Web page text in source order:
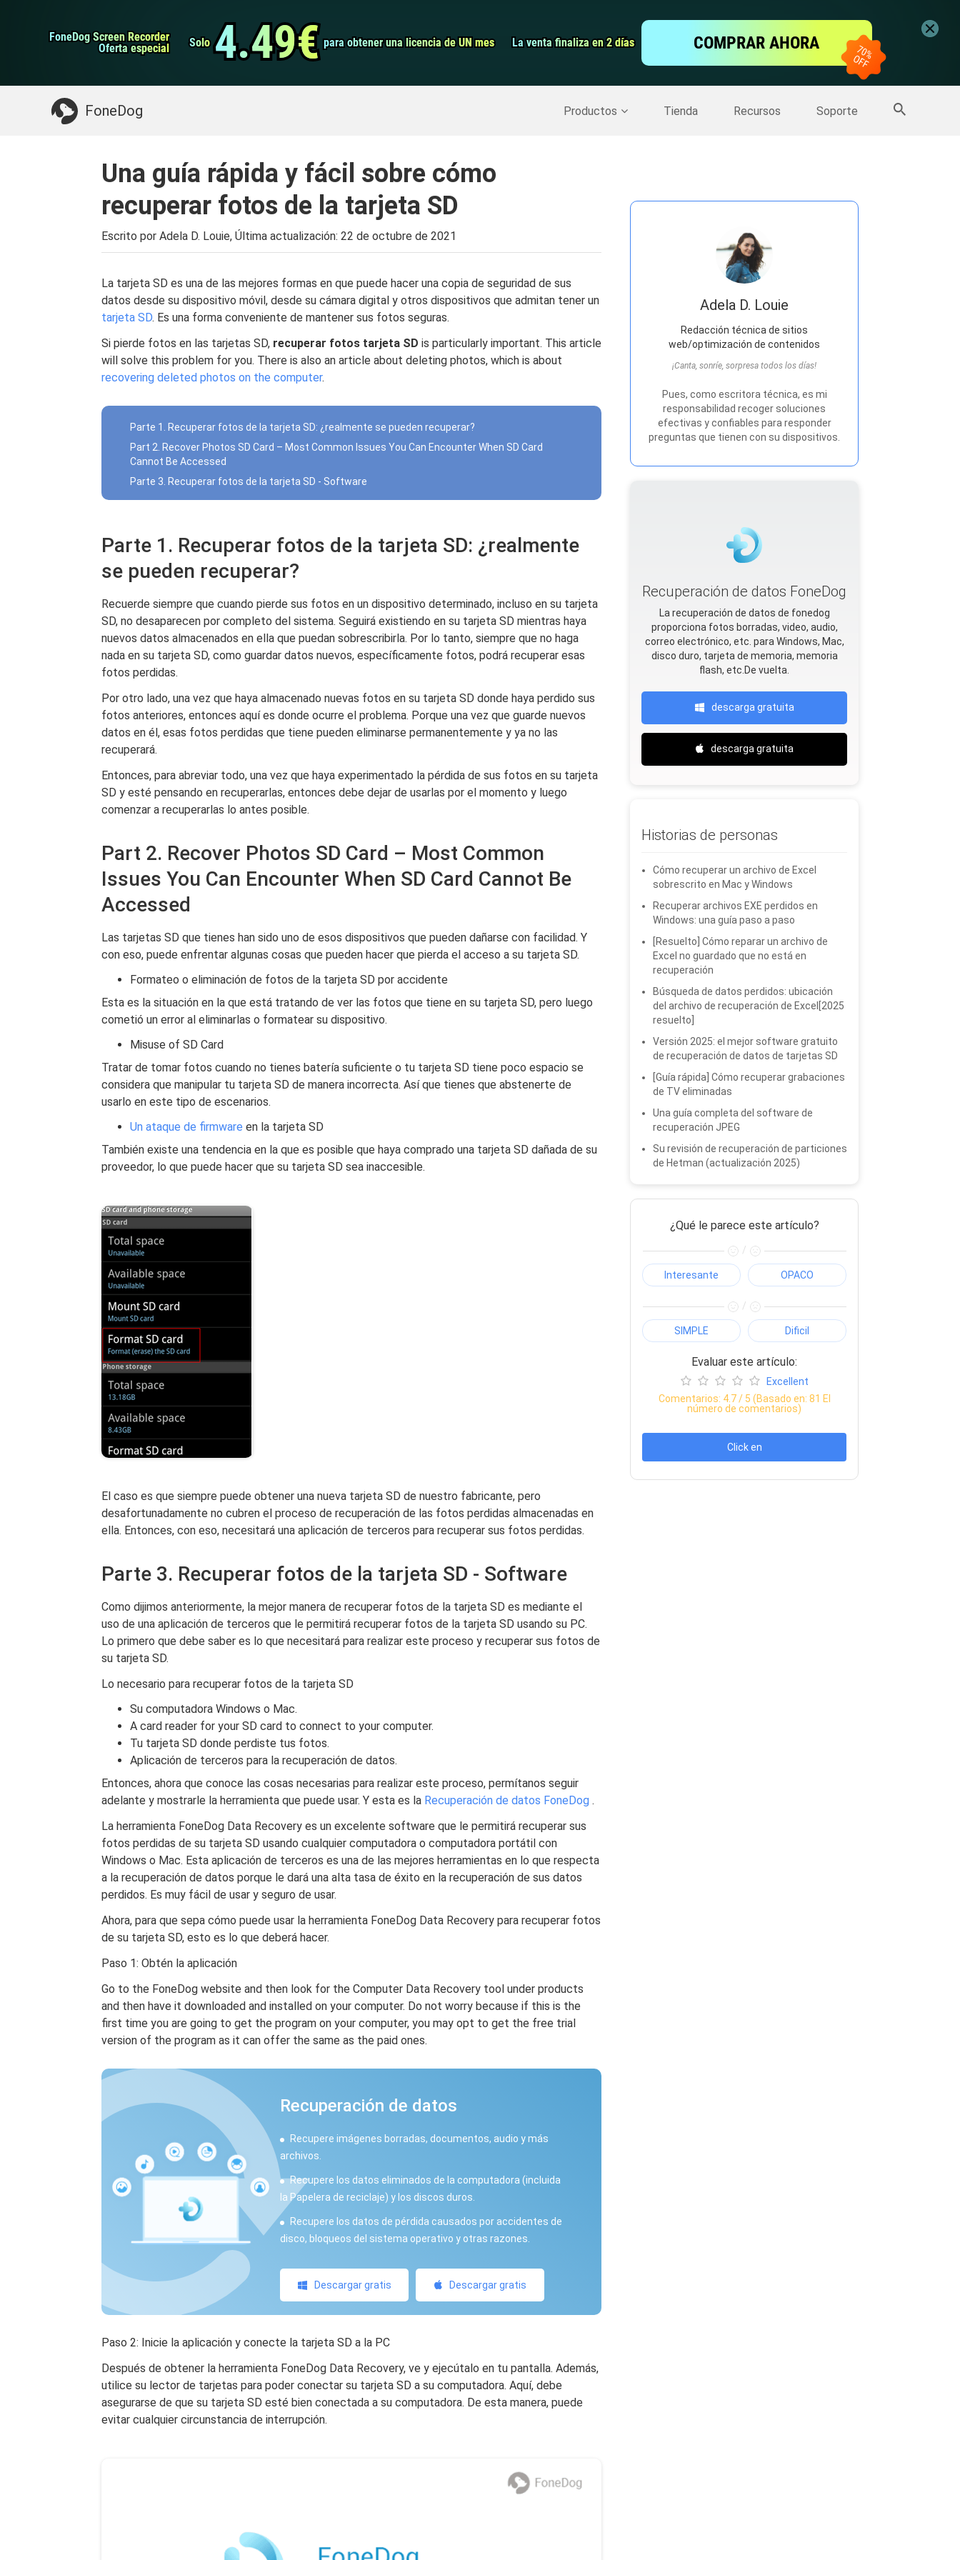
FoneDog Screen Recorder
FoneDog Screen Recorder
Oferta especial
Oferta especial Solo
Solo 4.49€
4.49€ para obtener una licencia de UN mes
para obtener una licencia de UN mes La venta finaliza en 2 días
La venta finaliza en 2 días COMPRAR AHORA
FoneDog Productos Tienda Recursos Soporte
Limpiador de iPhone
Grabador de pantalla
Algo que puede necesitar: Copia de seguridad del iPhone >> Más productos
Una guía rápida y fácil sobre cómo
recuperar fotos de la tarjeta SD
Escrito por Adela D. Louie, Última actualización: 22 de octubre de 2021
La tarjeta SD es una de las mejores formas en que puede hacer una copia de seguridad de sus
datos desde su dispositivo móvil, desde su cámara digital y otros dispositivos que admitan tener un
tarjeta SD. Es una forma conveniente de mantener sus fotos seguras.
Si pierde fotos en las tarjetas SD, recuperar fotos tarjeta SD is particularly important. This article
will solve this problem for you. There is also an article about deleting photos, which is about
recovering deleted photos on the computer.
Parte 1. Recuperar fotos de la tarjeta SD: ¿realmente se pueden recuperar?
Part 2. Recover Photos SD Card – Most Common Issues You Can Encounter When SD Card
Cannot Be Accessed
Parte 3. Recuperar fotos de la tarjeta SD - Software
Parte 1. Recuperar fotos de la tarjeta SD: ¿realmente
se pueden recuperar?
Recuerde siempre que cuando pierde sus fotos en un dispositivo determinado, incluso en su tarjeta
SD, no desaparecen por completo del sistema. Seguirá existiendo en su tarjeta SD mientras haya
nuevos datos almacenados en ella que puedan sobrescribirla. Por lo tanto, siempre que no haga
nada en su tarjeta SD, como guardar datos nuevos, específicamente fotos, podrá recuperar esas
fotos perdidas.
Por otro lado, una vez que haya almacenado nuevas fotos en su tarjeta SD donde haya perdido sus
fotos anteriores, entonces aquí es donde ocurre el problema. Porque una vez que guarde nuevos
datos en él, esas fotos perdidas que tiene pueden eliminarse permanentemente y ya no las
recuperará.
Entonces, para abreviar todo, una vez que haya experimentado la pérdida de sus fotos en su tarjeta
SD y esté pensando en recuperarlas, entonces debe dejar de usarlas por el momento y luego
comenzar a recuperarlas lo antes posible.
Part 2. Recover Photos SD Card – Most Common
Issues You Can Encounter When SD Card Cannot Be
Accessed
Las tarjetas SD que tienes han sido uno de esos dispositivos que pueden dañarse con facilidad. Y
con eso, puede enfrentar algunas cosas que pueden hacer que pierda el acceso a su tarjeta SD.
Formateo o eliminación de fotos de la tarjeta SD por accidente
Esta es la situación en la que está tratando de ver las fotos que tiene en su tarjeta SD, pero luego
cometió un error al eliminarlas o formatear su dispositivo.
Misuse of SD Card
Tratar de tomar fotos cuando no tienes batería suficiente o tu tarjeta SD tiene poco espacio se
considera que manipular tu tarjeta SD de manera incorrecta. Así que tienes que abstenerte de
usarlo en este tipo de escenarios.
Un ataque de firmware en la tarjeta SD
También existe una tendencia en la que es posible que haya comprado una tarjeta SD dañada de su
proveedor, lo que puede hacer que su tarjeta SD sea inaccesible.
El caso es que siempre puede obtener una nueva tarjeta SD de nuestro fabricante, pero
desafortunadamente no cubren el proceso de recuperación de las fotos perdidas almacenadas en
ella. Entonces, con eso, necesitará una aplicación de terceros para recuperar sus fotos perdidas.
Parte 3. Recuperar fotos de la tarjeta SD - Software
Como dijimos anteriormente, la mejor manera de recuperar fotos de la tarjeta SD es mediante el
uso de una aplicación de terceros que le permitirá recuperar fotos de la tarjeta SD usando su PC.
Lo primero que debe saber es lo que necesitará para realizar este proceso y recuperar sus fotos de
su tarjeta SD.
Lo necesario para recuperar fotos de la tarjeta SD
Su computadora Windows o Mac.
A card reader for your SD card to connect to your computer.
Tu tarjeta SD donde perdiste tus fotos.
Aplicación de terceros para la recuperación de datos.
Entonces, ahora que conoce las cosas necesarias para realizar este proceso, permítanos seguir
adelante y mostrarle la herramienta que puede usar. Y esta es la Recuperación de datos FoneDog .
La herramienta FoneDog Data Recovery es un excelente software que le permitirá recuperar sus
fotos perdidas de su tarjeta SD usando cualquier computadora o computadora portátil con
Windows o Mac. Esta aplicación de terceros es una de las mejores herramientas en lo que respecta
a la recuperación de datos porque le dará una alta tasa de éxito en la recuperación de sus datos
perdidos. Es muy fácil de usar y seguro de usar.
Ahora, para que sepa cómo puede usar la herramienta FoneDog Data Recovery para recuperar fotos
de su tarjeta SD, esto es lo que deberá hacer.
Paso 1: Obtén la aplicación
Go to the FoneDog website and then look for the Computer Data Recovery tool under products
and then have it downloaded and installed on your computer. Do not worry because if this is the
first time you are going to get the program on your computer, you may opt to get the free trial
version of the program as it can offer the same as the paid ones.
Recuperación de datos
Recupere imágenes borradas, documentos, audio y más
archivos.
Recupere los datos eliminados de la computadora (incluida
la Papelera de reciclaje) y los discos duros.
Recupere los datos de pérdida causados ​​por accidentes de
disco, bloqueos del sistema operativo y otras razones.
Descargar gratis Descargar gratis
Paso 2: Inicie la aplicación y conecte la tarjeta SD a la PC
Después de obtener la herramienta FoneDog Data Recovery, ve y ejecútalo en tu pantalla. Además,
utilice su lector de tarjetas para poder conectar su tarjeta SD a su computadora. Aquí, debe
asegurarse de que su tarjeta SD esté bien conectada a su computadora. De esta manera, puede
evitar cualquier circunstancia de interrupción.
Adela D. Louie
Redacción técnica de sitios
web/optimización de contenidos
¡Canta, sonríe, sorpresa todos los días!
Pues, como escritora técnica, es mi
responsabilidad recoger soluciones
efectivas y confiables para responder
preguntas que tienen con su dispositivos.
Recuperación de datos FoneDog
La recuperación de datos de fonedog
proporciona fotos borradas, video, audio,
correo electrónico, etc. para Windows, Mac,
disco duro, tarjeta de memoria, memoria
flash, etc.De vuelta.
descarga gratuita
descarga gratuita
Historias de personas
Cómo recuperar un archivo de Excel
sobrescrito en Mac y Windows
Recuperar archivos EXE perdidos en
Windows: una guía paso a paso
[Resuelto] Cómo reparar un archivo de
Excel no guardado que no está en
recuperación
Búsqueda de datos perdidos: ubicación
del archivo de recuperación de Excel[2025
resuelto]
Versión 2025: el mejor software gratuito
de recuperación de datos de tarjetas SD
[Guía rápida] Cómo recuperar grabaciones
de TV eliminadas
Una guía completa del software de
recuperación JPEG
Su revisión de recuperación de particiones
de Hetman (actualización 2025)
¿Qué le parece este artículo?
/
Interesante OPACO
/
SIMPLE Dificil
Evaluar este artículo:
Excellent
Comentarios: 4.7/ 5 (Basado en: 81 El
número de comentarios)
Click en